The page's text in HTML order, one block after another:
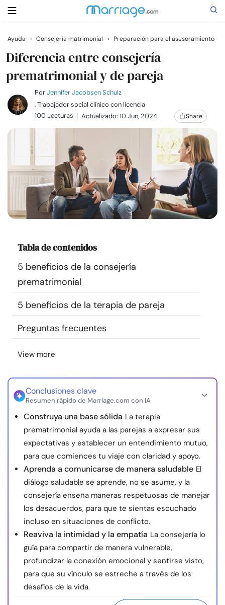
Buscar
Casarse
Relaciones
Familia
Ayuda
Cursos
Comunidad
Encuentra un terapeuta
nosotros
© Copyright 2026. Todos los derechos reservados.
Ayuda › Consejería matrimonial › Preparación para el asesoramiento
Diferencia entre consejería
prematrimonial y de pareja
PorJennifer Jacobsen Schulz
, Trabajador social clínico con licencia
100 Lecturas
Actualizado: 10 Jun, 2024 Share
Tabla de contenidos
5 beneficios de la consejería
prematrimonial
5 beneficios de la terapia de pareja
Preguntas frecuentes
View more
Conclusiones clave
Resumen rápido de Marriage.com con IA
Construya una base sólida La terapia
prematrimonial ayuda a las parejas a expresar sus
expectativas y establecer un entendimiento mutuo,
para que comiences tu viaje con claridad y apoyo.
Aprenda a comunicarse de manera saludable El
diálogo saludable se aprende, no se asume, y la
consejería enseña maneras respetuosas de manejar
los desacuerdos, para que te sientas escuchado
incluso en situaciones de conflicto.
Reaviva la intimidad y la empatía La consejería lo
guía para compartir de manera vulnerable,
profundizar la conexión emocional y sentirse visto,
para que su vínculo se estreche a través de los
desafíos de la vida.